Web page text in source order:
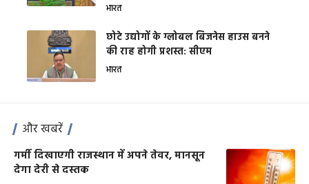
भारत
छोटे उद्योगों के ग्लोबल बिजनेस हाउस बनने
की राह होगी प्रशस्त: सीएम
भारत
और खबरें
गर्मी दिखाएगी राजस्थान में अपने तेवर, मानसून
देगा देरी से दस्तक